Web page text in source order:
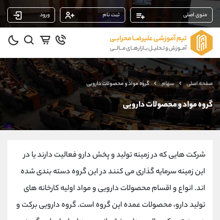
منوی اصلی ثبت نام ورود
صفحه اصلی سهام گروه مواد و محصولات دارويی
گروه مواد و محصولات دارويی
شرکت هایی که در زمینه تولید و پخش دارو فعالیت دارند یا در
این زمینه سرمایه گذاری می کنند در این گروه دسته بندی شده
اند. انواع و اقسام محصولات دارویی و مواد اولیه کارخانه های
تولید دارو، محصولات عمده این گروه است. گروه دارویی برکت و
پشتیبان فروش (یوسف فرخنده)
موبایل 09194198792
واتساپ شروع گفتگو
تلگرام @Armteam_admin_33
داخلی 118
پشتیبان فروش (محسن یزدی)
واتساپ شروع گفتگو
@Armteam_admin_103
داخلی
پشتیبان فروش (ایمان پوراسماعیلی)